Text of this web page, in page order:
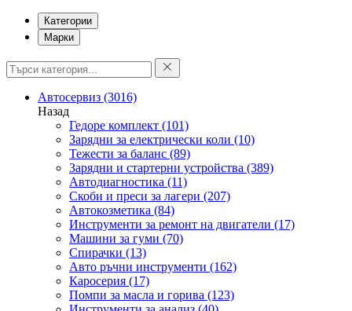
Категории
Марки
Автосервиз (3016)
Назад
Гедоре комплект (101)
Зарядни за електрически коли (10)
Тежести за баланс (89)
Зарядни и стартерни устройства (389)
Автодиагностика (11)
Скоби и преси за лагери (207)
Автокозметика (84)
Инструменти за ремонт на двигатели (17)
Машини за гуми (70)
Спирачки (13)
Авто ръчни инструменти (162)
Каросерия (17)
Помпи за масла и горива (123)